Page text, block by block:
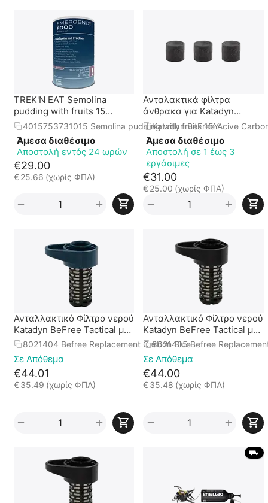
TREK'N EAT Semolina
pudding with fruits 15
Χρόνια
4015753731015 Semolina pudding with fruits 15Υ
Άμεσα διαθέσιμο
Αποστολή εντός 24 ωρών
€29.00
€ 25.66 (χωρίς ΦΠΑ)
+
−
Ανταλακτικά φίλτρα
άνθρακα για Katadyn
BeFree 1.0L
Katadyn BeFree Acive
Άμεσα διαθέσιμο
Αποστολή σε 1 έως 3
εργάσιμες
€31.00
€25.00 (χωρίς ΦΠΑ)
+
−
Ανταλλακτικό Φίλτρο νερού
Katadyn BeFree Tactical με
άνθρακα Μπλέ
8021404 Befree Replacement Carbon Blue
Σε Απόθεμα
€44.01
€ 35.49 (χωρίς ΦΠΑ)
+
−
Ανταλλακτικό Φίλτρο νερού
Katadyn BeFree Tactical με
άνθρακα Μπλέ
8021405 Befree
Σε Απόθεμα
€44.00
€35.48 (χωρίς ΦΠΑ)
+
−
⛟